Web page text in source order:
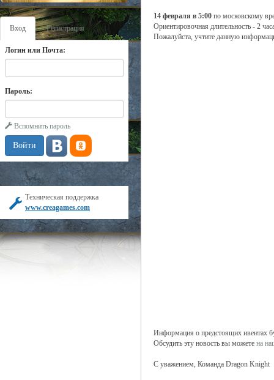
Вход Регистрация
Логин или Почта:
Пароль:
Вспомнить пароль
Техническая поддержка
www.creagames.com
14 февраля в 5:00 по московскому
Ориентировочная длительность - 2
Пожалуйста, учтите данную
Информация о предстоящих ивентах
Обсудить эту новость вы можете на
С уважением, Команда Dragon Knight